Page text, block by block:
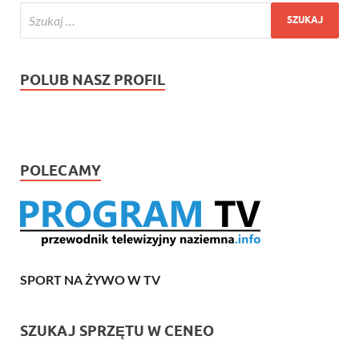
POLUB NASZ PROFIL
POLECAMY
SPORT NA ŻYWO W TV
SZUKAJ SPRZĘTU W CENEO